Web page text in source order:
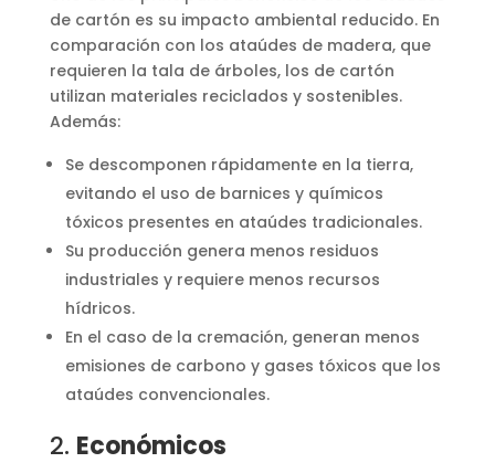
de cartón es su impacto ambiental reducido. En
comparación con los ataúdes de madera, que
requieren la tala de árboles, los de cartón
utilizan materiales reciclados y sostenibles.
Además:
Se descomponen rápidamente en la tierra,
evitando el uso de barnices y químicos
tóxicos presentes en ataúdes tradicionales.
Su producción genera menos residuos
industriales y requiere menos recursos
hídricos.
En el caso de la cremación, generan menos
emisiones de carbono y gases tóxicos que los
ataúdes convencionales.
2. Económicos